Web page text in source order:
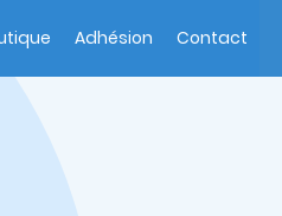
Adhésion Contact